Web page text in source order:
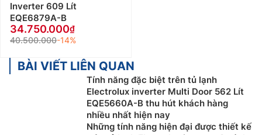
Inverter 609 Lít
EQE6879A-B
34.750.000
40.500.000-14%
BÀI VIẾT LIÊN QUAN
Tính năng đặc biệt trên tủ lạnh
Electrolux inverter Multi Door 562 Lít
EQE5660A-B thu hút khách hàng
nhiều nhất hiện nay
Những tính năng hiện đại được thiết kế